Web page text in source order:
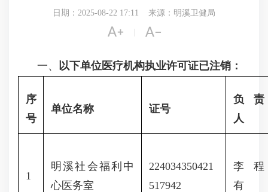
日期：2025-08-22 17:11 来源：明溪卫健局
 
一、 以下单位医疗机构执业许可证已注销：
序
号
单位名称 证号
负责
人
1
明溪社会福利中
心医务室
224034350421
517942
李程
有